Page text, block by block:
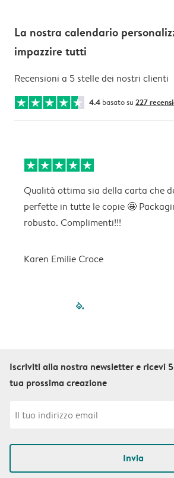
La nostra calendario
impazzire tutti
Recensioni a 5 stelle dei nostri clienti
4.4 basato su 227
Qualità ottima sia della carta che
perfette in tutte le copie 🤩
robusto. Complimenti!!!
Karen Emilie Croce
filled-
Iscriviti alla nostra newsletter e ricevi
tua prossima creazione
Invia